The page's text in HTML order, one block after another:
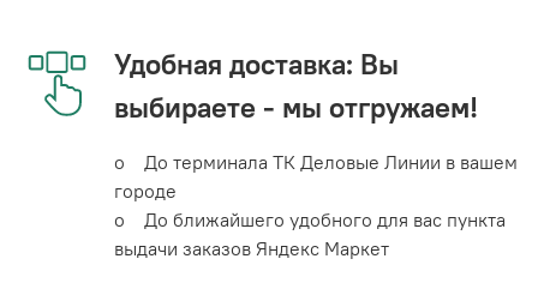
Удобная доставка: Вы
выбираете - мы отгружаем!
o До терминала ТК Деловые Линии в вашем
городе
o До ближайшего удобного для вас пункта
выдачи заказов Яндекс Маркет